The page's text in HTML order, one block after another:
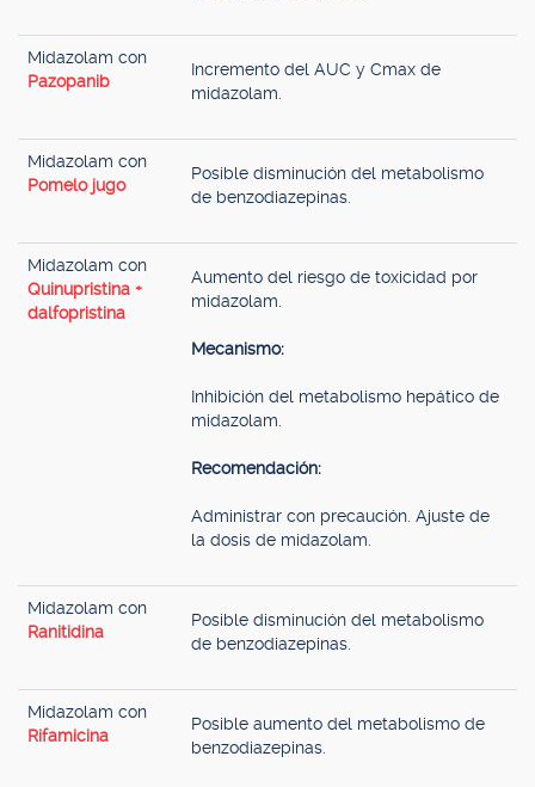
Midazolam con
Pazopanib
Incremento del AUC y Cmax de
midazolam.
Midazolam con
Pomelo jugo
Posible disminución del metabolismo
de benzodiazepinas.
Midazolam con
Quinupristina +
dalfopristina
Aumento del riesgo de toxicidad por
midazolam.
Mecanismo:
Inhibición del metabolismo hepático de
midazolam.
Recomendación:
Administrar con precaución. Ajuste de
la dosis de midazolam.
Midazolam con
Ranitidina
Posible disminución del metabolismo
de benzodiazepinas.
Midazolam con
Rifamicina
Posible aumento del metabolismo de
benzodiazepinas.